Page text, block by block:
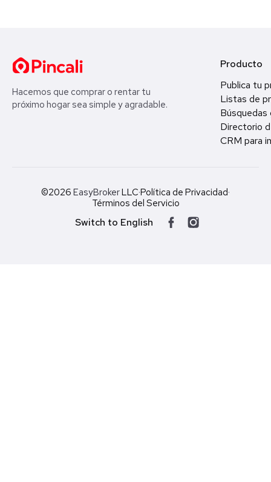
Hacemos que comprar o rentar tu
próximo hogar sea simple y agradable.
Producto
Publica tu
Listas de
Búsquedas
Directorio
CRM para
©2026 EasyBrokerLLC·Política de Privacidad·
Términos del Servicio
Switch to English